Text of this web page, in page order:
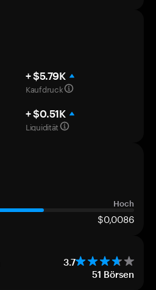
+ $5.79K
Kaufdruck
+ $0.51K
Liquidität
Hoch
$0,0086
3.7
51 Börsen